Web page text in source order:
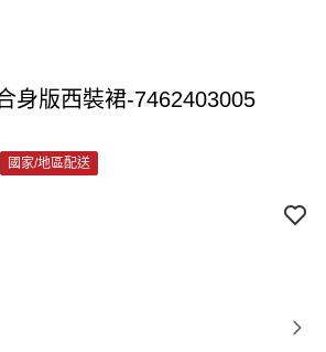
身版西裝裙-7462403005
國家/地區配送